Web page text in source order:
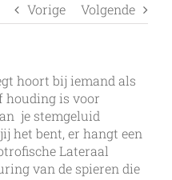
Vorige Volgende
hoort bij iemand als
houding is voor
je stemgeluid
het bent, er hangt een
Lateraal
van de spieren die